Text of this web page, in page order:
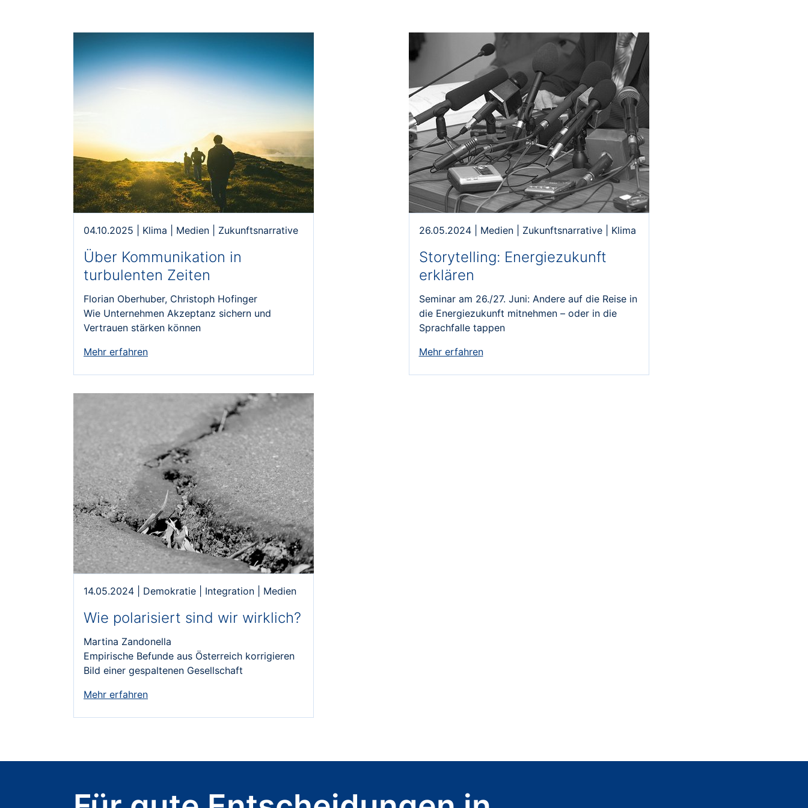
04.10.2025 Klima Medien Zukunftsnarrative
Über Kommunikation in
turbulenten Zeiten
Florian Oberhuber, Christoph Hofinger
Wie Unternehmen Akzeptanz sichern und
Vertrauen stärken können
Mehr erfahren
26.05.2024 Medien| Zukunftsnarrative| Klima
Storytelling: Energiezukunft
erklären
Seminar am 26./27. Juni: Andere auf die Reise in
die Energiezukunft mitnehmen – oder in die
Sprachfalle tappen
Mehr erfahren
14.05.2024 Demokratie Integration Medien
Wie polarisiert sind wir wirklich?
Martina Zandonella
Empirische Befunde aus Österreich korrigieren
Bild einer gespaltenen Gesellschaft
Mehr erfahren